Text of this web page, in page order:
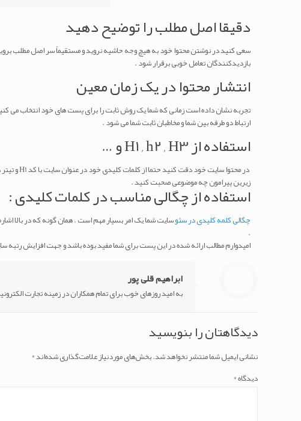
دقیقا اصل مطلب را توضیح دهید
سعی کنید در نوشتن محتوا خود به هیچ وجه حاشیه نروید و مستقیماً سر اصل مطلب
بازدیدکنندگان تعامل خوبی برقرار شود .
انتشار محتوا در یک زمان معین
تجربه نشان داده است زمانی که شما یک روش ثابت را برای پست های خود انتخاب می
ارتباط دو طرفه بین شما و مخاطبان ثابت شما می شود .
استفاده از H1 , h2 , H3 و …
زیرین پیرامون چه موضوعی صحبت کنید .
استفاده از چگالی مناسب در کلمات کلیدی :
چگالی کلمه کلیدی در سئو
.
امیدوارم مطالب ارائه شده در این پست برای شما مفید بوده باشد و جهت افزایش رتبه
ابراهیم قلی پور
به امید روزهای خوب برای تمام همکاران در زمینه تجارت
دیدگاهتان را بنویسید
نشانی ایمیل شما منتشر نخواهد شد.بخش‌های موردنیاز علامت‌گذاری شده‌اند*
دیدگاه*